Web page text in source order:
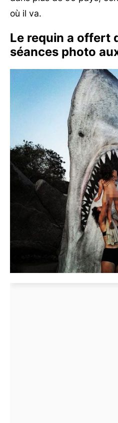
où il va.
Le requin a offert
séances photo